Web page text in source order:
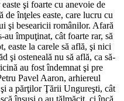
şi foarte cu anevoie de
de înţeles easte, care lucru cu
şi besearicii românilor. Afară
au împuţinat, cât foarte rar, să
easte la carele să află, şi nici
şi osteneală nu să află, ca să-
au fost îndemnat şi pre
Pavel Aaron, arhiereul
a părţilor Ţării Ungureşti, cât